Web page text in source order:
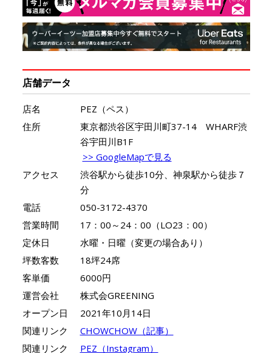
店舗データ
店名
PEZ（ペス）
住所
東京都渋谷区宇田川町37-14 WHARF渋
谷宇田川B1F
>> GoogleMapで見る
アクセス
渋谷駅から徒歩10分、神泉駅から徒歩７
分
電話
050-3172-4370
営業時間
17：00～24：00（LO23：00）
定休日
水曜・日曜（変更の場合あり）
坪数客数
18坪24席
客単価
6000円
運営会社
株式会GREENING
オープン日
2021年10月14日
関連リンク
CHOWCHOW（記事）
関連リンク
PEZ（Instagram）